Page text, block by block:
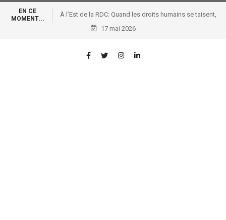
EN CE
MOMENT...
À l’Est de la RDC: Quand les droits humains se taisent,
les armes parlent !
17 mai 2026